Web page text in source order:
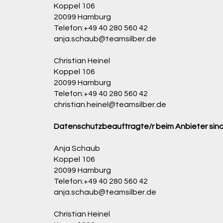
Koppel 106
20099 Hamburg
Telefon:+49 40 280 560 42
anja.schaub@teamsilber.de
Christian Heinel
Koppel 106
20099 Hamburg
Telefon:+49 40 280 560 42
christian.heinel@teamsilber.de
Datenschutzbeauftragte/r beim Anbieter
Anja Schaub
Koppel 106
20099 Hamburg
Telefon:+49 40 280 560 42
anja.schaub@teamsilber.de
Christian Heinel